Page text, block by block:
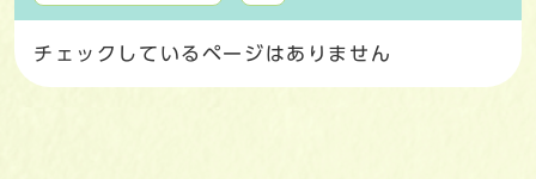
チェックしているページはありません